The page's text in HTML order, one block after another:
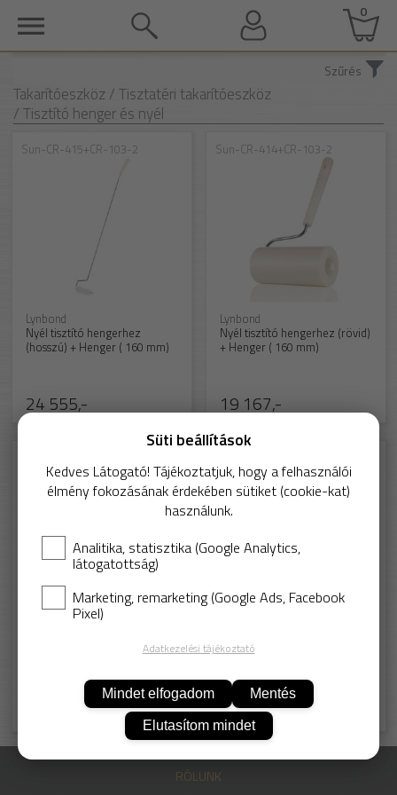
0
Szűrés
Takarítóeszköz / Tisztatéri takarítóeszköz
/ Tisztító henger és nyél
Sun-CR-415+CR-103-2
24 555,-
Lynbond
Nyél tisztító hengerhez
(hosszú) + Henger ( 160 mm)
Sun-CR-414+CR-103-2
19 167,-
Lynbond
Nyél tisztító hengerhez (rövid)
+ Henger ( 160 mm)
Portalanító ragacsos tömb
11 313,-
Tacky roller tisztító henger
pótfej
RÓLUNK
Süti beállítások
Kedves Látogató! Tájékoztatjuk, hogy a felhasználói
élmény fokozásának érdekében sütiket (cookie-kat)
használunk.
Analitika, statisztika (Google Analytics,
látogatottság)
Marketing, remarketing (Google Ads, Facebook
Pixel)
Adatkezelési tájékoztató
Mindet elfogadom Mentés
Elutasítom mindet